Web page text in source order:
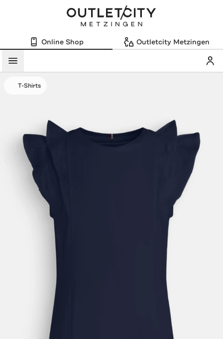
Online Shop Outletcity Metzingen
Menü
T-Shirts